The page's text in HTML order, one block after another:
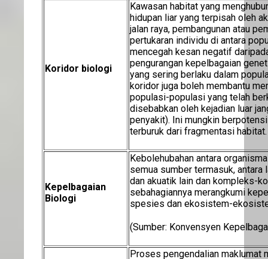
Koridor biologi
Kawasan habitat yang
hidupan liar yang terpisah oleh
jalan raya, pembangunan atau
pertukaran individu di antara
mencegah kesan negatif
pengurangan kepelbagaian
yang sering berlaku dalam
koridor juga boleh membantu
populasi-populasi yang telah
disebabkan oleh kejadian luar
penyakit). Ini mungkin
terburuk dari fragmentasi habitat.
Kepelbagaian
Biologi
Kebolehubahan antara
semua sumber termasuk, antara
dan akuatik lain dan kompleks-
sebahagiannya merangkumi
spesies dan ekosistem-
(Sumber: Konvensyen
Proses pengendalian maklumat